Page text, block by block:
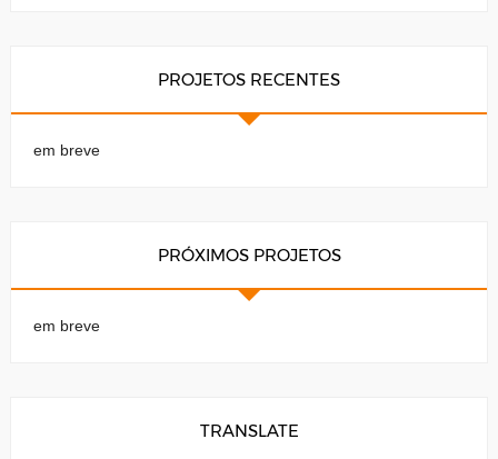
PROJETOS RECENTES
em breve
PRÓXIMOS PROJETOS
em breve
TRANSLATE